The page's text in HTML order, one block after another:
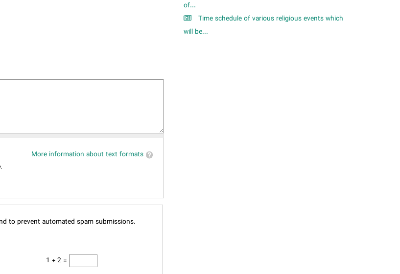
More information about text formats
to prevent automated spam submissions.
1 + 2 =
of...
Time schedule of various religious events which
will be...